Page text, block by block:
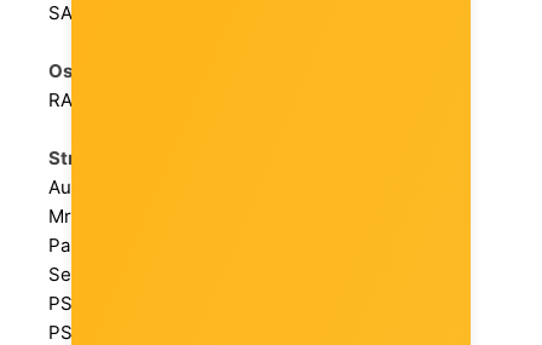
SATA3: 4
Ostale karakteristike:
RAID: 0, 1, 1+0
Stražnji panel:
Audio: 8-kanalni audio
Mreža: 1x 2.5Gb Ethernet
Parallel: n/a
Serial: n/a
PS/2 mouse: n/a
PS/2 keyboard: n/a